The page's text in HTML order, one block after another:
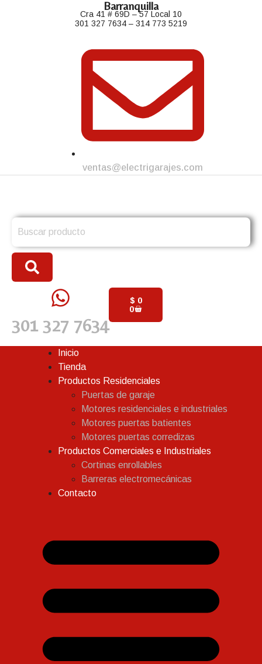
Barranquilla
Cra 41 # 69D – 57 Local 10
301 327 7634 – 314 773 5219
ventas@electrigarajes.com
for:
301 327 7634
$ 0
0
Inicio
Tienda
Productos Residenciales
Puertas de garaje
Motores residenciales e industriales
Motores puertas batientes
Motores puertas corredizas
Productos Comerciales e Industriales
Cortinas enrollables
Barreras electromecánicas
Contacto